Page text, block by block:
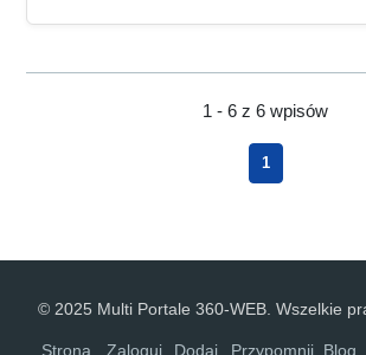
1 - 6 z 6 wpisów
1
© 2025 Multi Portale 360-WEB. Wszelkie
Strona Zaloguj Dodaj Przypomnij Blog